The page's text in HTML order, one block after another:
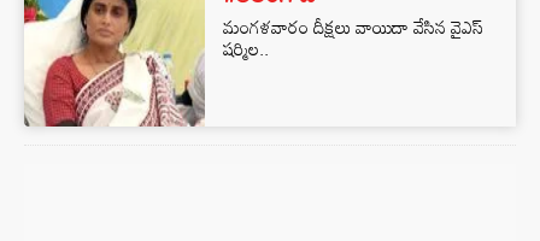
మంగళవారం దీక్షలు వాయిదా వేసిన వైఎస్‌
షర్మిల..